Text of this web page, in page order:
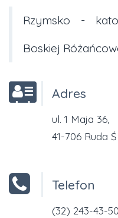
Rzymsko -
Boskiej
Adres
ul. 1 Maja 36,
41-706 Ruda
Telefon
(32) 243-43-50